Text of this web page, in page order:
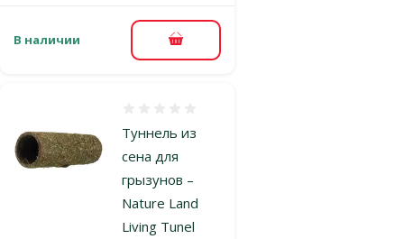
В наличии В корзину
Туннель из
сена для
грызунов –
Nature Land
Living Tunel